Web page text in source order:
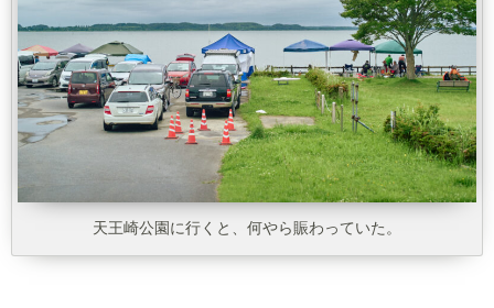
天王崎公園に行くと、何やら賑わっていた。